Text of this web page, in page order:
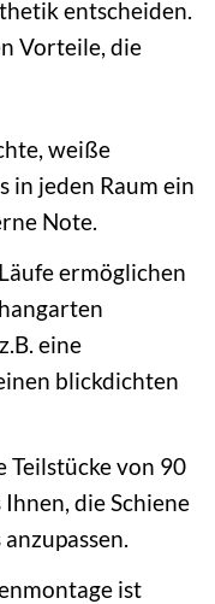
entscheiden.
Vorteile, die
weiße
in jeden Raum ein
Note.
ermöglichen
eine
blickdichten
Teilstücke von 90
die Schiene
ist